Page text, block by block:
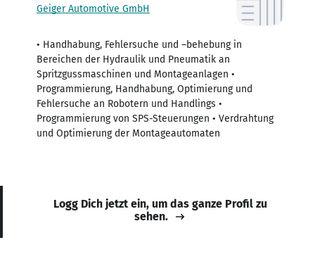
Geiger Automotive GmbH
• Handhabung, Fehlersuche und –behebung in
Bereichen der Hydraulik und Pneumatik an
Spritzgussmaschinen und Montageanlagen •
Programmierung, Handhabung, Optimierung und
Fehlersuche an Robotern und Handlings •
Programmierung von SPS-Steuerungen • Verdrahtung
und Optimierung der Montageautomaten
Logg Dich jetzt ein, um das ganze Profil zu
sehen.